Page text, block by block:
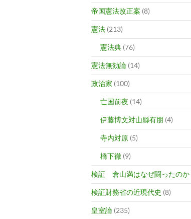
帝国憲法改正案 (8)
憲法 (213)
憲法典 (76)
憲法無効論 (14)
政治家 (100)
亡国前夜 (14)
伊藤博文対山縣有朋 (4)
寺内対原 (5)
橋下徹 (9)
検証 倉山満はなぜ闘ったのか
検証財務省の近現代史 (8)
皇室論 (235)